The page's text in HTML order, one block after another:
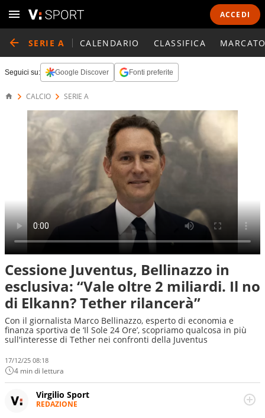
ACCEDI
SERIE A CALENDARIO CLASSIFICA
Seguici su: Google Discover Fonti preferite
CALCIO SERIE A
Cessione Juventus, Bellinazzo in
esclusiva: “Vale oltre 2 miliardi. Il no
di Elkann? Tether rilancerà”
Con il giornalista Marco Bellinazzo, esperto di economia e
finanza sportiva de ‘Il Sole 24 Ore’, scopriamo qualcosa in più
sull'interesse di Tether nei confronti della Juventus
17/12/25 08:18
4 min di lettura
Virgilio Sport
REDAZIONE